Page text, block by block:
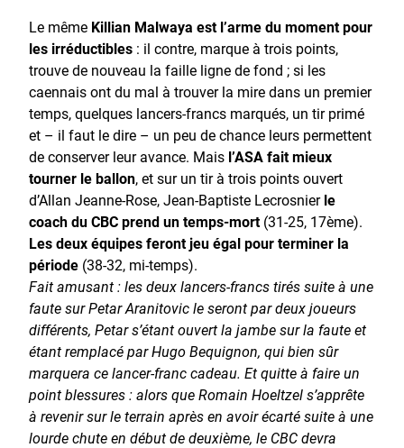
Le même Killian Malwaya est l’arme du moment pour
les irréductibles : il contre, marque à trois points,
trouve de nouveau la faille ligne de fond ; si les
caennais ont du mal à trouver la mire dans un premier
temps, quelques lancers-francs marqués, un tir primé
et – il faut le dire – un peu de chance leurs permettent
de conserver leur avance. Mais l’ASA fait mieux
tourner le ballon, et sur un tir à trois points ouvert
d’Allan Jeanne-Rose, Jean-Baptiste Lecrosnierle
coach du CBC prend un temps-mort(31-25, 17ème).
Les deux équipes feront jeu égal pour terminer la
période (38-32, mi-temps).
Fait amusant : les deux lancers-francs tirés suite à une
faute sur Petar Aranitovic le seront par deux joueurs
différents, Petar s’étant ouvert la jambe sur la faute et
étant remplacé par Hugo Bequignon, qui bien sûr
marquera ce lancer-franc cadeau. Et quitte à faire un
point blessures : alors que Romain Hoeltzel s’apprête
à revenir sur le terrain après en avoir écarté suite à une
lourde chute en début de deuxième, le CBC devra